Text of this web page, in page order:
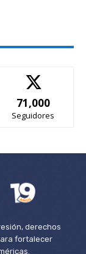
71,000
Seguidores
derechos
fortalecer